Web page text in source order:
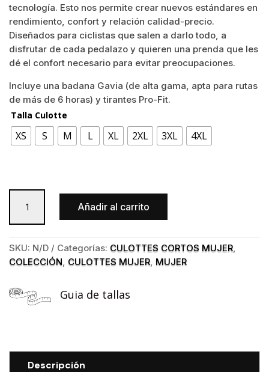
tecnología. Esto nos permite crear nuevos estándares en
rendimiento, confort y relación calidad-precio.
Diseñados para ciclistas que salen a darlo todo, a
disfrutar de cada pedalazo y quieren una prenda que les
dé el confort necesario para evitar preocupaciones.
Incluye una badana Gavia (de alta gama, apta para rutas
de más de 6 horas) y tirantes Pro-Fit.
Talla Culotte
XS S M L XL 2XL 3XL 4XL
corto
Supreme
Summer
Black
Mujer
Añadir al carrito
SKU: N/D Categorías: CULOTTES CORTOS MUJER
COLECCIÓN CULOTTES MUJER MUJER
Guia de tallas
Descripción